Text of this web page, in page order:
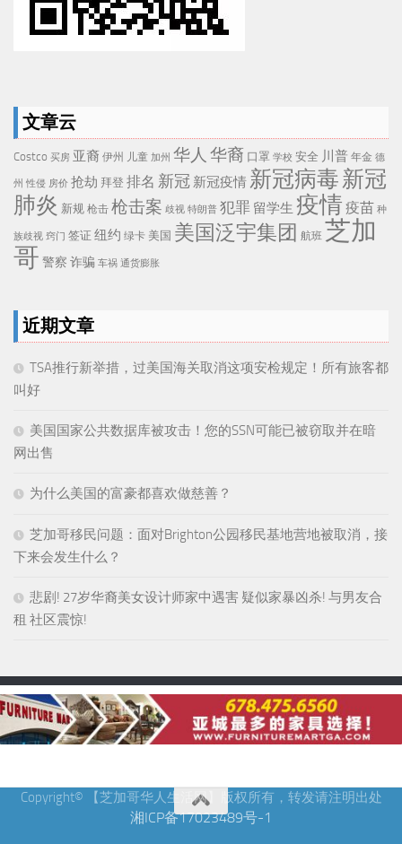
文章云
Costco 买房 亚裔 伊州 儿童 加州 华人 华裔 口罩 学校 安全 川普 年金 德
州 性侵 房价 抢劫 拜登 排名 新冠 新冠疫情 新冠病毒新冠
肺炎 新规 枪击 枪击案 歧视 特朗普 犯罪 留学生 疫情 疫苗 种
族歧视 窍门 签证 纽约 绿卡 美国 美国泛宇集团 航班 芝加
哥 警察 诈骗 车祸 通货膨胀
近期文章
TSA推行新举措，过美国海关取消这项安检规定！所有旅客都
叫好
美国国家公共数据库被攻击！您的SSN可能已被窃取并在暗
网出售
为什么美国的富豪都喜欢做慈善？
芝加哥移民问题：面对Brighton公园移民基地营地被取消，接
下来会发生什么？
悲剧! 27岁华裔美女设计师家中遇害 疑似家暴凶杀! 与男友合
租 社区震惊!
Copyright© 【芝加哥华人生活网】版权所有，转发请注明出处
湘ICP备17023489号-1